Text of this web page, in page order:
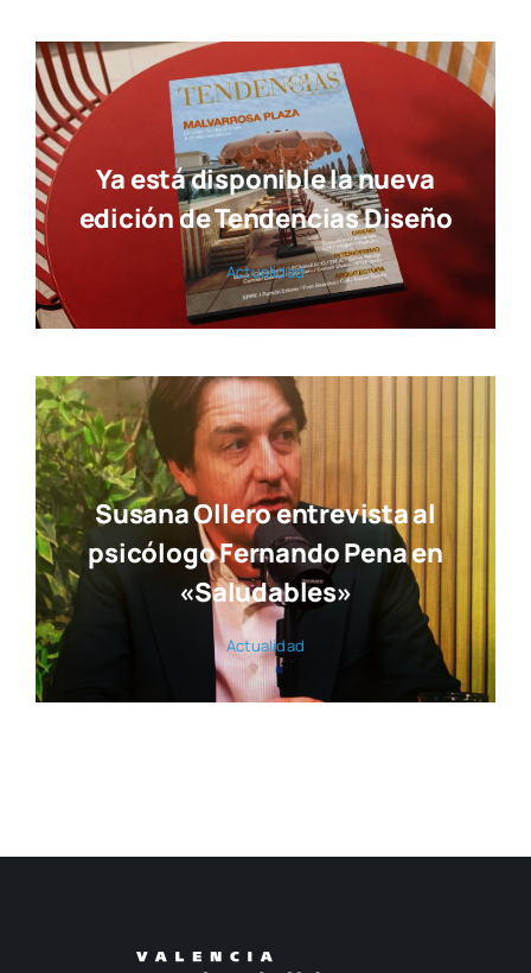
Ya está disponible la nueva
edición de Tendencias Diseño
Actua­li­dad
Susana Ollero entrevista al
psicólogo Fernando Pena en
«Saludables»
Actua­li­dad